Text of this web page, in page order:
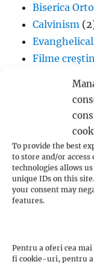
To provide the best
to store and/or
technologies allows
unique IDs on this
your consent may
features.
Pentru a oferi cea
fi cookie-uri, pentru a
Biserica
Calvinism
Filme
(7)
John Calvin
Luteranism
Martin
Metodism
profeții